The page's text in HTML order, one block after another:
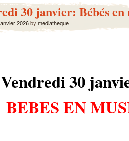
30 janvier: Bébés en
2026by mediatheque
Vendredi 30
BEBES EN